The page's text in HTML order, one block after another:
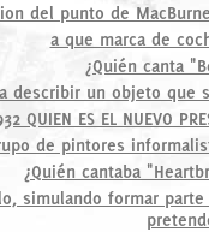
del punto de
a que marca de
¿Quién canta
describir un objeto
QUIEN ES EL NUEVO
de pintores
¿Quién cantaba
simulando formar